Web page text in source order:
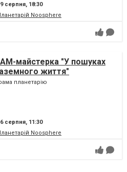
серпня, 18:30
Noosphere
майстерка "У пошуках
життя"
планетарію
серпня, 11:30
Noosphere